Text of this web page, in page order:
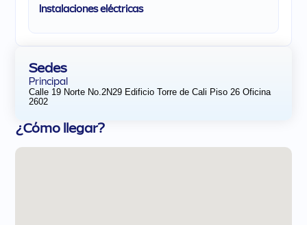
Instalaciones eléctricas
Sedes
Principal
Calle 19 Norte No.2N29 Edificio Torre de Cali Piso 26 Oficina
2602
¿Cómo llegar?